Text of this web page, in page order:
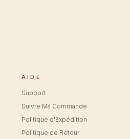
AIDE
Support
Suivre Ma Commande
Politique d'Expédition
Politique de Retour